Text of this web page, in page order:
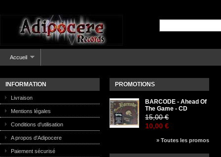
Accueil
INFORMATION
Livraison
Mentions légales
Conditions d'utilisation
A propos d'Adipocere
Paiement sécurisé
PROMOTIONS
BARCODE - Ahead Of
The Game - CD
15,00 €
10,00 €
» Toutes les promos